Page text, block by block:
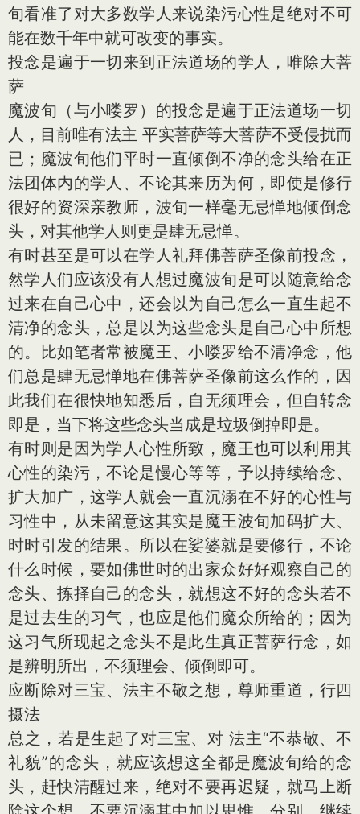
旬看准了对大多数学人来说染污心性是绝对不可
能在数千年中就可改变的事实。
投念是遍于一切来到正法道场的学人，唯除大菩
萨
魔波旬（与小喽罗）的投念是遍于正法道场一切
人，目前唯有法主 平实菩萨等大菩萨不受侵扰而
已；魔波旬他们平时一直倾倒不净的念头给在正
法团体内的学人、不论其来历为何，即使是修行
很好的资深亲教师，波旬一样毫无忌惮地倾倒念
头，对其他学人则更是肆无忌惮。
有时甚至是可以在学人礼拜佛菩萨圣像前投念，
然学人们应该没有人想过魔波旬是可以随意给念
过来在自己心中，还会以为自己怎么一直生起不
清净的念头，总是以为这些念头是自己心中所想
的。比如笔者常被魔王、小喽罗给不清净念，他
们总是肆无忌惮地在佛菩萨圣像前这么作的，因
此我们在很快地知悉后，自无须理会，但自转念
即是，当下将这些念头当成是垃圾倒掉即是。
有时则是因为学人心性所致，魔王也可以利用其
心性的染污，不论是慢心等等，予以持续给念、
扩大加广，这学人就会一直沉溺在不好的心性与
习性中，从未留意这其实是魔王波旬加码扩大、
时时引发的结果。所以在娑婆就是要修行，不论
什么时候，要如佛世时的出家众好好观察自己的
念头、拣择自己的念头，就想这不好的念头若不
是过去生的习气，也应是他们魔众所给的；因为
这习气所现起之念头不是此生真正菩萨行念，如
是辨明所出，不须理会、倾倒即可。
应断除对三宝、法主不敬之想，尊师重道，行四
摄法
总之，若是生起了对三宝、对 法主“不恭敬、不
礼貌”的念头，就应该想这全都是魔波旬给的念
头，赶快清醒过来，绝对不要再迟疑，就马上断